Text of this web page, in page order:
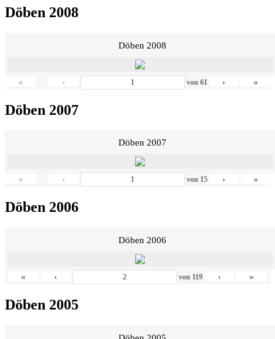
Döben 2008
Döben 2008
« ‹ von 61 › »
Döben 2007
Döben 2007
« ‹ von 15 › »
Döben 2006
Döben 2006
« ‹ von 119 › »
Döben 2005